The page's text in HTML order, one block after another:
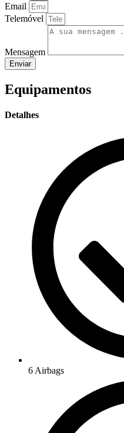
Email
Telemóvel
Mensagem
Enviar
Equipamentos
Detalhes
6 Airbags